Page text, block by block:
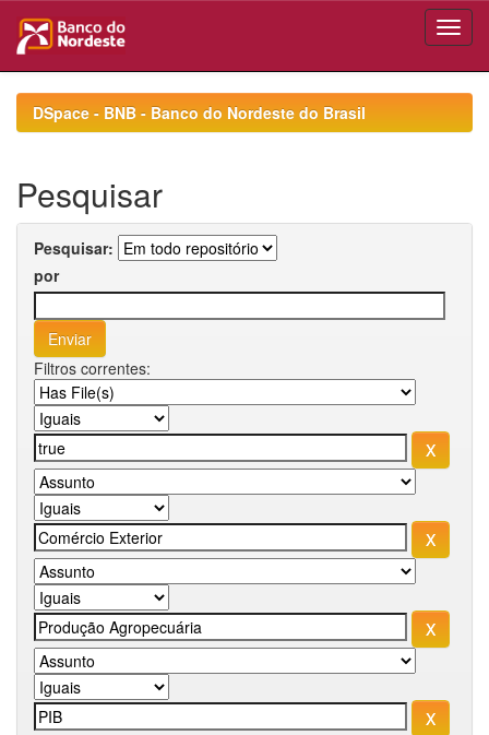
navigationDSpace - BNB - Banco do Nordeste do Brasil
Pesquisar
Pesquisar:
por
Filtros correntes: